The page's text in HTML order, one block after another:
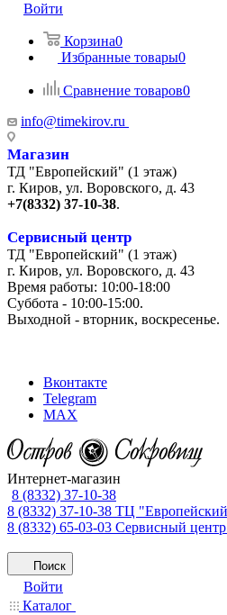
Войти
Корзина0
Избранные товары0
Сравнение товаров0
info@timekirov.ru
Магазин
ТД "Европейский" (1 этаж)
г. Киров, ул. Воровского, д. 43
+7(8332) 37-10-38.
Сервисный центр
ТД "Европейский" (1 этаж)
г. Киров, ул. Воровского, д. 43
Время работы: 10:00-18:00
Суббота - 10:00-15:00.
Выходной - вторник, воскресенье.
Вконтакте
Telegram
MAX
Интернет-магазин
8 (8332) 37-10-38
8 (8332) 37-10-38 ТЦ
8 (8332) 65-03-03 Сервисный
Поиск
Войти
Каталог